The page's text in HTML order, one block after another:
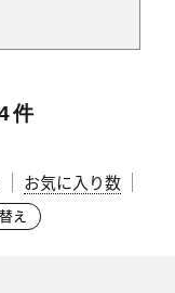
件
お気に入り数
え